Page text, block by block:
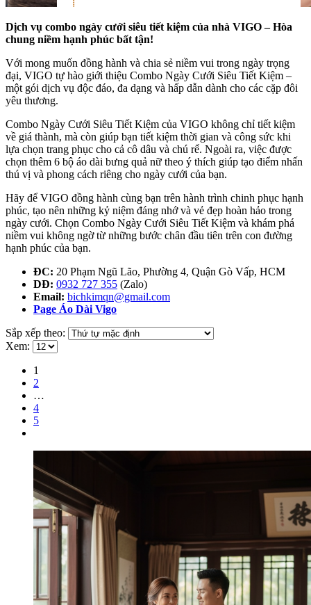
Dịch vụ combo ngày cưới siêu tiết kiệm của nhà VIGO – Hòa
chung niềm hạnh phúc bất tận!
Với mong muốn đồng hành và chia sẻ niềm vui trong ngày trọng
đại, VIGO tự hào giới thiệu Combo Ngày Cưới Siêu Tiết Kiệm –
một gói dịch vụ độc đáo, đa dạng và hấp dẫn dành cho các cặp đôi
yêu thương.
Combo Ngày Cưới Siêu Tiết Kiệm của VIGO không chỉ tiết kiệm
về giá thành, mà còn giúp bạn tiết kiệm thời gian và công sức khi
lựa chọn trang phục cho cả cô dâu và chú rể. Ngoài ra, việc được
chọn thêm 6 bộ áo dài bưng quả nữ theo ý thích giúp tạo điểm nhấn
thú vị và phong cách riêng cho ngày cưới của bạn.
Hãy để VIGO đồng hành cùng bạn trên hành trình chinh phục hạnh
phúc, tạo nên những kỷ niệm đáng nhớ và vẻ đẹp hoàn hảo trong
ngày cưới. Chọn Combo Ngày Cưới Siêu Tiết Kiệm và khám phá
niềm vui không ngờ từ những bước chân đầu tiên trên con đường
hạnh phúc của bạn.
ĐC: 20 Phạm Ngũ Lão, Phường 4, Quận Gò Vấp, HCM
DĐ: 0932 727 355 (Zalo)
Email: bichkimqn@gmail.com
Page Áo Dài Vigo
Sắp xếp theo:
Xem:
1
2
…
4
5